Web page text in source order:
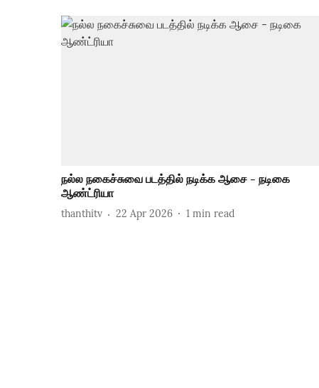
நல்ல நகைச்சுவை படத்தில் நடிக்க ஆசை - நடிகை
ஆண்ட்ரியா
thanthitv 22 Apr 2026 1 min read